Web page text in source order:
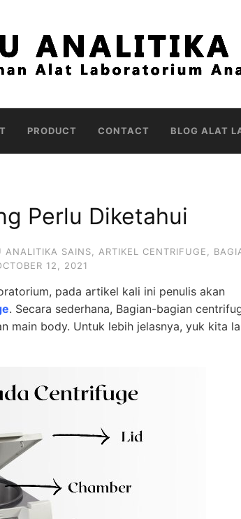
PRODUCT CONTACT BLOG ALAT
Perlu Diketahui
ANALITIKA SAINS ARTIKEL CENTRIFUGE
12, 2021
pada artikel kali ini penulis akan
. Secara sederhana, Bagian-bagian
main body. Untuk lebih jelasnya, yuk kita